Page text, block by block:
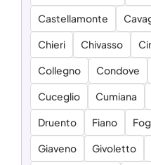
Castellamonte
Chieri Chivasso
Collegno Condove
Cuceglio Cumiana
Druento Fiano
Giaveno Givoletto